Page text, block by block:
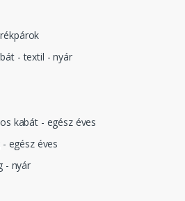
- textil - nyár
kabát - egész éves
egész éves
- nyár